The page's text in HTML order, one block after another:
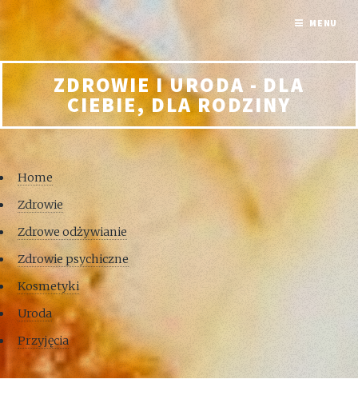
ZDROWIE I URODA - DLA
CIEBIE, DLA RODZINY
Home
Zdrowie
Zdrowe odżywianie
Zdrowie psychiczne
Kosmetyki
Uroda
Przyjęcia
MENU